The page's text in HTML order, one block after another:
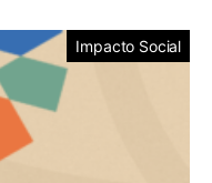
Impacto Social